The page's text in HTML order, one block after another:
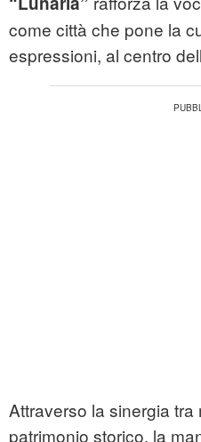
come città che pone la
espressioni, al centro
Attraverso la sinergia
patrimonio storico, la